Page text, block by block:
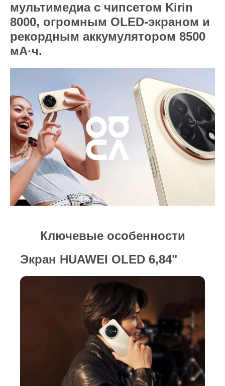
мультимедиа с чипсетом Kirin
8000, огромным OLED-экраном и
рекордным аккумулятором 8500
мА·ч.
Ключевые особенности
Экран HUAWEI OLED 6,84"